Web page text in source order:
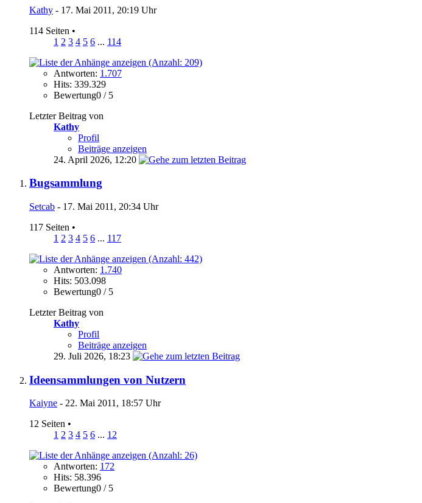
Kathy - 17. Mai 2011, 20:19 Uhr
114 Seiten •
1 2 3 4 5 6 ... 114
Antworten: 1.707
Hits: 339.329
Bewertung0 / 5
Letzter Beitrag von
Kathy
Profil
Beiträge anzeigen
24. April 2026, 12:20
Bugsammlung
Setcab - 17. Mai 2011, 20:34 Uhr
117 Seiten •
1 2 3 4 5 6 ... 117
Antworten: 1.740
Hits: 503.098
Bewertung0 / 5
Letzter Beitrag von
Kathy
Profil
Beiträge anzeigen
29. Juli 2026, 18:23
Ideensammlungen von Nutzern
Kaiyne - 22. Mai 2011, 18:57 Uhr
12 Seiten •
1 2 3 4 5 6 ... 12
Antworten: 172
Hits: 58.396
Bewertung0 / 5